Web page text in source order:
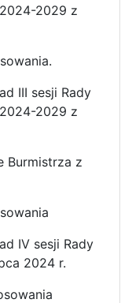
2029 z
III sesji Rady
2029 z
Burmistrza z
IV sesji Rady
2024 r.